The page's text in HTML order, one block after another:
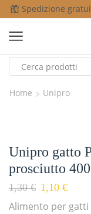
Home Unipro
Unipro gatto
prosciutto
1,30€ 1,10 €
Alimento per